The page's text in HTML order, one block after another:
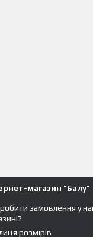
магазин "Балу"
замовлення у
розмірів